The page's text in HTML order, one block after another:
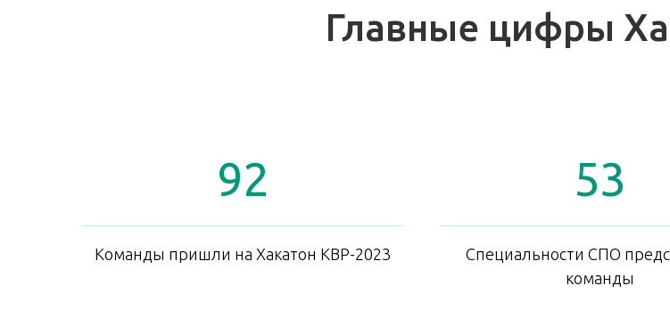
Главные цифры
92
Команды пришли на Хакатон КВР-2023
53
Специальности СПО
команды